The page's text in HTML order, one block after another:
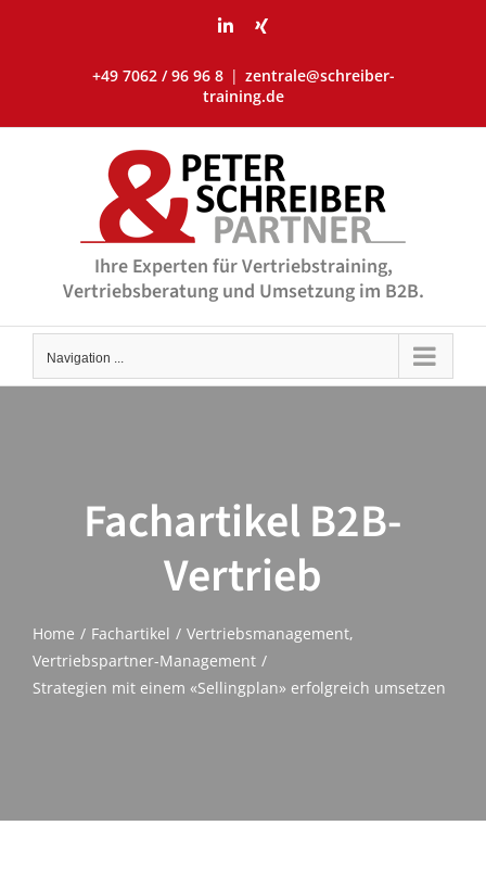
LinkedIn
Xing
+49 7062 / 96 96 8 | zentrale@schreiber-
training.de
Ihre Experten für Vertriebstraining,
Vertriebsberatung und Umsetzung im B2B.
Navigation ...
Fachartikel B2B-
Vertrieb
Home Fachartikel
Vertriebsmanagement
Vertriebspartner-Management
Strategien mit einem «Sellingplan» erfolgreich umsetzen